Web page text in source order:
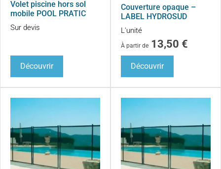
Volet piscine hors sol
mobile POOL PRATIC
Sur devis
Découvrir
Couverture opaque –
LABEL HYDROSUD
L'unité
À partir de 13,50 €
Découvrir